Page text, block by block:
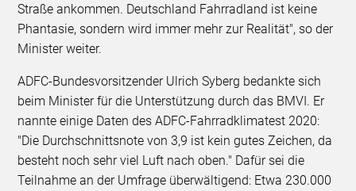
Straße ankommen. Deutschland Fahrradland ist keine
Phantasie, sondern wird immer mehr zur Realität", so der
Minister weiter.
ADFC-Bundesvorsitzender Ulrich Syberg bedankte sich
beim Minister für die Unterstützung durch das BMVI. Er
nannte einige Daten des ADFC-Fahrradklimatest 2020:
"Die Durchschnittsnote von 3,9 ist kein gutes Zeichen, da
besteht noch sehr viel Luft nach oben." Dafür sei die
Teilnahme an der Umfrage überwältigend: Etwa 230.000